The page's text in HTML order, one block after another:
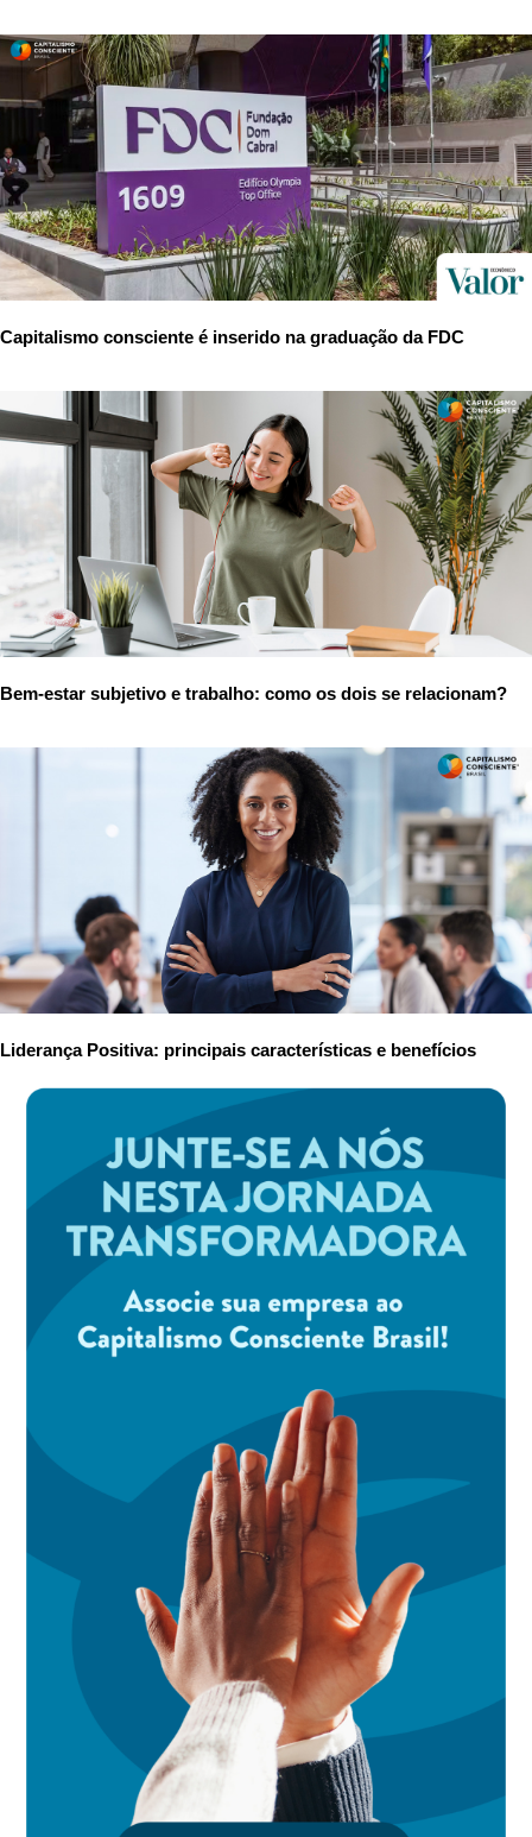
Capitalismo consciente é inserido na graduação da FDC
Bem-estar subjetivo e trabalho: como os dois se relacionam?
Liderança Positiva: principais características e benefícios